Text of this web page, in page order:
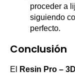
proceder a
siguiendo
perfecto.
Conclusión
El Resin Pro –